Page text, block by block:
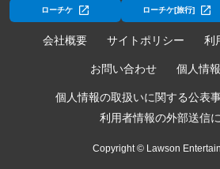
ローチケ ローチケ[旅行]
会社概要 サイトポリシー 利
お問い合わせ 個人情
個人情報の取扱いに関する公表
利用者情報の外部送信
Copyright © Lawson